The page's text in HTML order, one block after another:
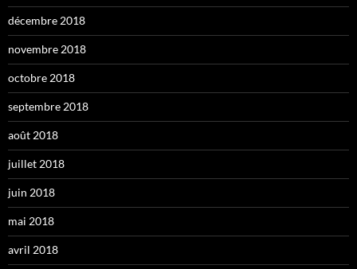
décembre 2018
novembre 2018
octobre 2018
septembre 2018
août 2018
juillet 2018
juin 2018
mai 2018
avril 2018